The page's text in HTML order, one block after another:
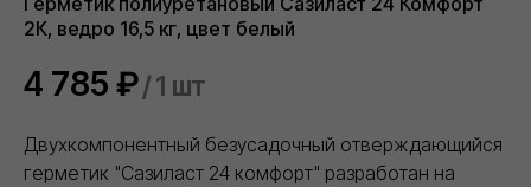
2К, ведро 16,5 кг, цвет белый
4 785 ₽/1 шт
Двухкомпонентный безусадочный отверждающийся
герметик "Сазиласт 24 комфорт" разработан на
КОНТАКТЫ
ООО "Торговый дом ИВИЛАН"
8 (800) 101 79 96
г. Москва, Ореховый бульвар д. 24, к. 1